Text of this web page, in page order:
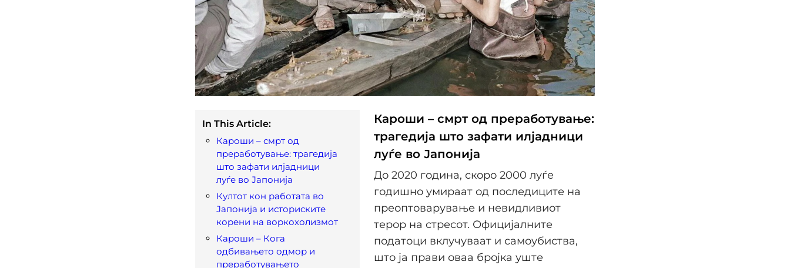
In This Article:
Кароши – смрт од
преработување: трагедија
што зафати илјадници
луѓе во Јапонија
Култот кон работата во
Јапонија и историските
корени на воркохолизмот
Кароши – Кога
одбивањето одмор и
преработувањето
Кароши – смрт од преработување:
трагедија што зафати илјадници
луѓе во Јапонија
До 2020 година, скоро 2000 луѓе
годишно умираат од последиците на
преоптоварување и невидливиот
терор на стресот. Официјалните
податоци вклучуваат и самоубиства,
што ја прави оваа бројка уште